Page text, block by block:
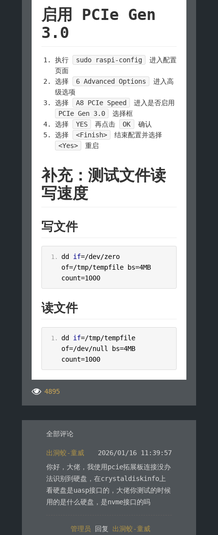
启用 PCIe Gen
3.0
执行 sudo raspi-config
进入配置
页面
选择
6 Advanced Options
进入高
级选项
选择
A8 PCIe Speed
进入是否启用
PCIe Gen 3.0
选择框
选择
YES 再点击 OK
确认
选择
<Finish>
结束配置并选择
<Yes>
重启
补充：测试文件读
写速度
写文件
dd if=/dev/zero
of=/tmp/tempfile bs=4MB
count=1000
读文件
dd if=/tmp/tempfile
of=/dev/null bs=4MB
count=1000
4895
全部评论
出洞蛟-童威
2026/01/16 11:39:57
你好，大佬，我使用pcie拓展板连接没办
法识别到硬盘，在crystaldiskinfo上
看硬盘是uasp接口的，大佬你测试的时候
用的是什么硬盘，是nvme接口的吗
管理员 回复 出洞蛟-童威